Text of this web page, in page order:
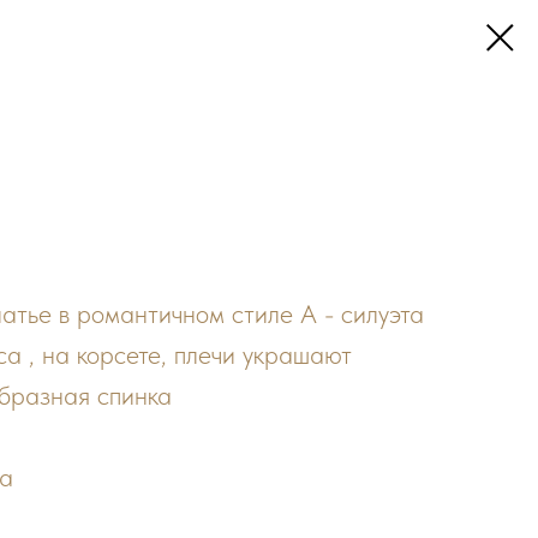
в романтичном стиле А - силуэта
, на корсете, плечи украшают
спинка